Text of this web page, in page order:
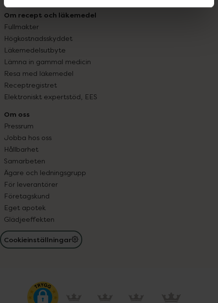
Om recept och läkemedel
Fullmakter
Högkostnadsskyddet
Läkemedelsutbyte
Lämna in gammal medicin
Resa med läkemedel
Receptregistret
Elektroniskt expertstöd, EES
Om oss
Pressrum
Jobba hos oss
Hållbarhet
Samarbeten
Ägare och ledningsgrupp
För leverantörer
Företagskund
Eget apotek
Glädjeeffekten
Cookieinställningar